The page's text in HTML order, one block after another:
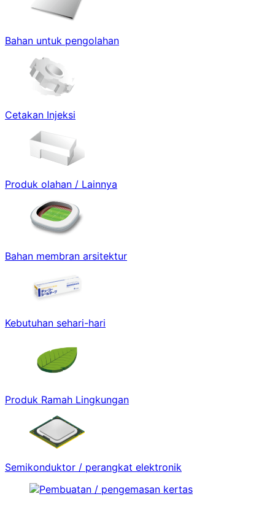
Bahan untuk pengolahan
Cetakan Injeksi
Produk olahan / Lainnya
Bahan membran arsitektur
Kebutuhan sehari-hari
Produk Ramah Lingkungan
Semikonduktor / perangkat elektronik